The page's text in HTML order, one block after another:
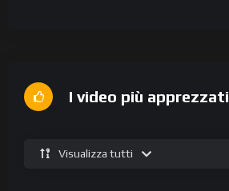
I video più apprezzati
Visualizza tutti